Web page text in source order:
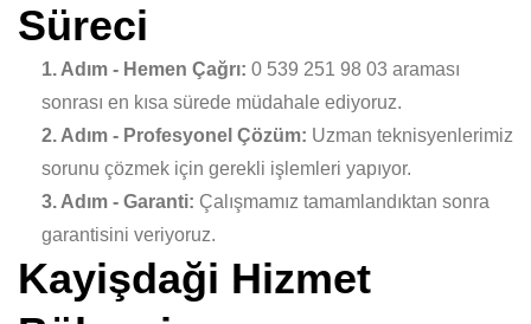
Süreci
1. Adım - Hemen Çağrı: 0 539 251 98 03 araması
sonrası en kısa sürede müdahale ediyoruz.
2. Adım - Profesyonel Çözüm: Uzman teknisyenlerimiz
sorunu çözmek için gerekli işlemleri yapıyor.
3. Adım - Garanti: Çalışmamız tamamlandıktan sonra
garantisini veriyoruz.
Kayişdaği Hizmet